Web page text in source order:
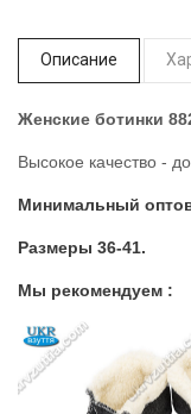
Описание
Женские ботинки
Высокое качество -
Минимальный
Размеры 36-41.
Мы рекомендуем :